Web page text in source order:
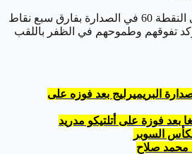
ورفع إنتر ميلان رصيده إلى النقطة 60 في الصدارة بفارق سبع نقاط
تفوقهم وطموحهم في الظفر باللقب
البريميرليج بعد فوزه على
بعد فوزة على أتلتيكو مدريد
السوبر
محمد صلاح